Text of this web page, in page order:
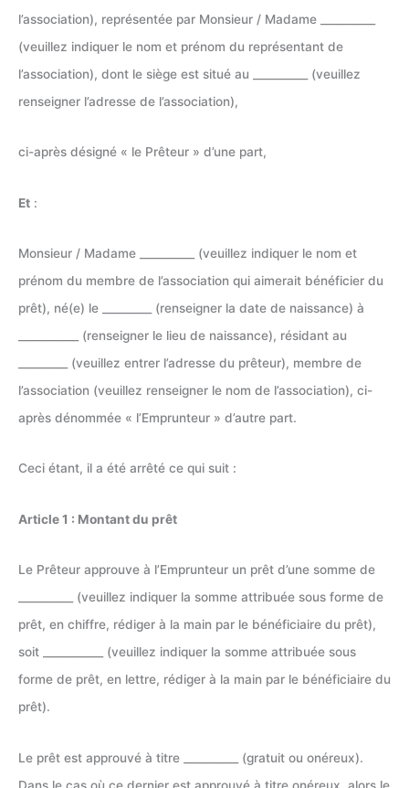
l’association), représentée par Monsieur / Madame __________
(veuillez indiquer le nom et prénom du représentant de
l’association), dont le siège est situé au __________ (veuillez
renseigner l’adresse de l’association),
ci-après désigné « le Prêteur » d’une part,
Et :
Monsieur / Madame __________ (veuillez indiquer le nom et
prénom du membre de l’association qui aimerait bénéficier du
prêt), né(e) le _________ (renseigner la date de naissance) à
___________ (renseigner le lieu de naissance), résidant au
_________ (veuillez entrer l’adresse du prêteur), membre de
l’association (veuillez renseigner le nom de l’association), ci-
après dénommée « l’Emprunteur » d’autre part.
Ceci étant, il a été arrêté ce qui suit :
Article 1 : Montant du prêt
Le Prêteur approuve à l’Emprunteur un prêt d’une somme de
__________ (veuillez indiquer la somme attribuée sous forme de
prêt, en chiffre, rédiger à la main par le bénéficiaire du prêt),
soit ___________ (veuillez indiquer la somme attribuée sous
forme de prêt, en lettre, rédiger à la main par le bénéficiaire du
prêt).
Le prêt est approuvé à titre __________ (gratuit ou onéreux).
Dans le cas où ce dernier est approuvé à titre onéreux, alors le